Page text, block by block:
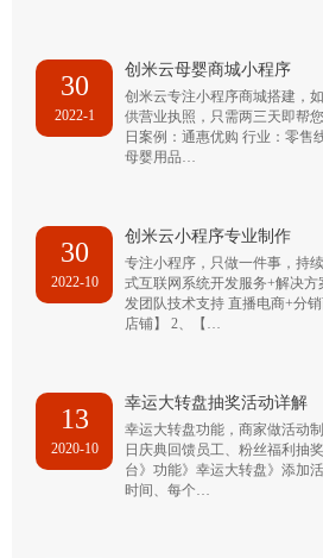
30
2022-1
创米云母婴商城小程序
创米云专注小程序商城搭建，
供营业执照，只需两三天即帮
日案例：通惠优购 行业：零售
母婴用品…
30
2022-10
创米云小程序专业制作
专注小程序，只做一件事，持
式互联网系统开发服务+解决
发团队技术支持 直播电商+分
店铺】 2、【…
13
2020-10
幸运大转盘抽奖活动详解
幸运大转盘功能，商家做活动
日庆典回馈员工、粉丝福利抽
台》功能》幸运大转盘》添加
时间、每个…